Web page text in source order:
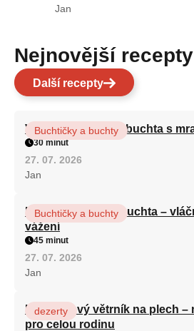
Jan
Nejnovější recepty
Další recepty
Vláčná olejová litá buchta s
Buchtičky a buchty
30 minut
27. 07. 2026
Jan
Hrnková maková buchta –
vážení
Buchtičky a buchty
45 minut
27. 07. 2026
Jan
Karamelový větrník na plech –
pro celou rodinu
dezerty